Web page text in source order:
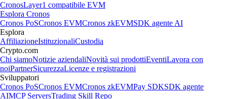
CronosLayer1 compatibile EVM
Esplora Cronos
Cronos PoSCronos EVMCronos zkEVMSDK agente AI
Esplora
AffiliazioneIstituzionaliCustodia
Crypto.com
Chi siamoNotizie aziendaliNovità sui prodottiEventiLavora con
noiPartnerSicurezzaLicenze e registrazioni
Sviluppatori
Cronos PoSCronos EVMCronos zkEVMPay SDKSDK agente
AIMCP ServersTrading Skill Repo